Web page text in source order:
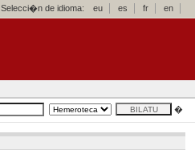
Selecci�n de idioma: eu es fr en
�